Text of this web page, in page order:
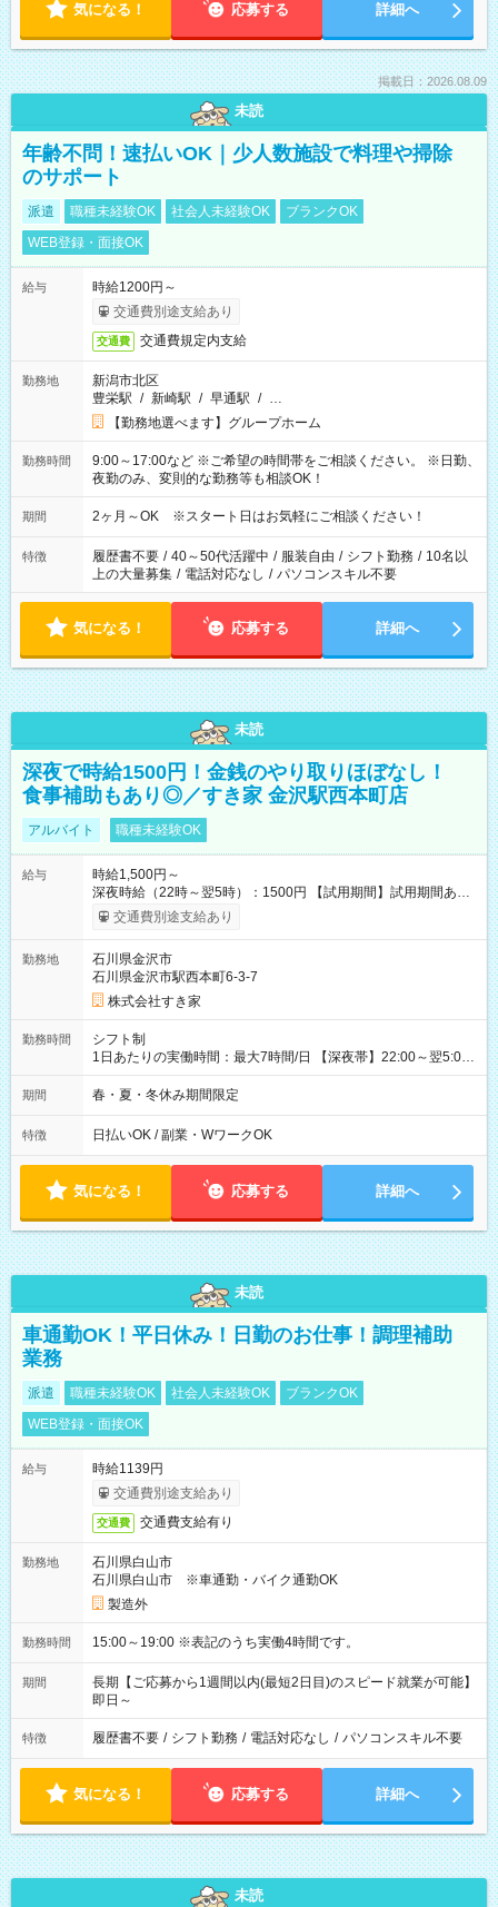
気になる！ 応募する 詳細へ
掲載日：2026.08.09
未読
年齢不問！速払いOK｜少人数施設で料理や掃除
のサポート
派遣 職種未経験OK 社会人未経験OK
ブランクOK
WEB登録・面接OK
給与
時給1200円～
交通費別途支給あり
交通費 交通費規定内支給
勤務地
新潟市北区
豊栄駅 / 新崎駅 / 早通駅 / …
【勤務地選べます】グループホーム
勤務時間
9:00～17:00など ※ご希望の時間帯をご相談ください。 ※日勤、
夜勤のみ、変則的な勤務等も相談OK！
期間 2ヶ月～OK ※スタート日はお気軽にご相談ください！
特徴 履歴書不要 / 40～50代活躍中 / 服装自由 / シフト勤務 / 10名以
上の大量募集 / 電話対応なし / パソコンスキル不要
気になる！ 応募する 詳細へ
未読
深夜で時給1500円！金銭のやり取りほぼなし！
食事補助もあり◎／すき家 金沢駅西本町店
アルバイト 職種未経験OK
給与
時給1,500円～
深夜時給（22時～翌5時）：1500円 【試用期間】試用期間あり
試用期間の長さ：1ヶ月 雇用形態、給与は本採用時と同じです。
試用期間の実態は30日（※条件変更なし）ですが、切り上げで
同時給）
交通費別途支給あり
勤務地
石川県金沢市
石川県金沢市駅西本町6-3-7
株式会社すき家
勤務時間
シフト制
1日あたりの実働時間：最大7時間/日 【深夜帯】22:00～翌5:00
週2日～・1日2h～OK◎ ※22:00から翌5:00までは18歳以上の方
のみ勤務可能です（18歳未満の深夜業務禁止のため） ★深夜で
す。 必ず、2名以上での勤務を行いますので、安心して働けま
す。
期間 春・夏・冬休み期間限定
特徴 日払いOK / 副業・WワークOK
気になる！ 応募する 詳細へ
未読
車通勤OK！平日休み！日勤のお仕事！調理補助
業務
派遣 職種未経験OK 社会人未経験OK
ブランクOK
WEB登録・面接OK
給与
時給1139円
交通費別途支給あり
交通費 交通費支給有り
勤務地
石川県白山市
石川県白山市 ※車通勤・バイク通勤OK
製造外
勤務時間 15:00～19:00 ※表記のうち実働4時間です。
期間
長期【ご応募から1週間以内(最短2日目)のスピード就業が可能】
即日～
特徴 履歴書不要 / シフト勤務 / 電話対応なし / パソコンスキル不要
気になる！ 応募する 詳細へ
未読